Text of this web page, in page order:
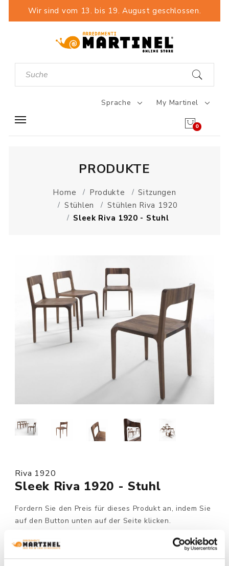
Wir sind vom 13. bis 19. August geschlossen.
Sprache My Martinel
0
PRODUKTE
Home Produkte
Sitzungen
Stühlen
Stühlen Riva 1920
Sleek Riva 1920 - Stuhl
Riva 1920
Sleek Riva 1920 - Stuhl
Fordern Sie den Preis für dieses Produkt an, indem Sie
auf den Button unten auf der Seite klicken.
Auf Bestellung